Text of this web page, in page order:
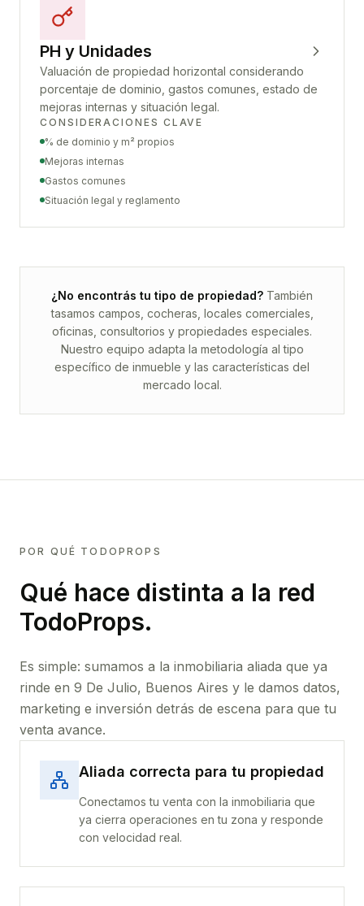
PH y Unidades
Valuación de propiedad horizontal considerando
porcentaje de dominio, gastos comunes, estado de
mejoras internas y situación legal.
CONSIDERACIONES CLAVE
% de dominio y m² propios
Mejoras internas
Gastos comunes
Situación legal y reglamento
¿No encontrás tu tipo de propiedad? También
tasamos campos, cocheras, locales comerciales,
oficinas, consultorios y propiedades especiales.
Nuestro equipo adapta la metodología al tipo
específico de inmueble y las características del
mercado local.
POR QUÉ TODOPROPS
Qué hace distinta a la red
TodoProps.
Es simple: sumamos a la inmobiliaria aliada que ya
rinde en 9 De Julio, Buenos Aires y le damos datos,
marketing e inversión detrás de escena para que tu
venta avance.
Aliada correcta para tu propiedad
Conectamos tu venta con la inmobiliaria que
ya cierra operaciones en tu zona y responde
con velocidad real.